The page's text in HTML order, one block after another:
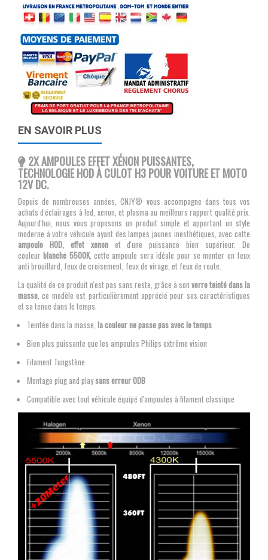
EN SAVOIR PLUS
2X AMPOULES EFFET XÉNON PUISSANTES,
TECHNOLOGIE HOD À CULOT H3 POUR VOITURE ET MOTO
12V DC.
Depuis de nombreuses années, CNJY® vous accompagne dans tous vos
achats d'éclairages à led, xenon, et plasma au meilleurs rapport qualité prix.
Aujourd'hui, nous vous proposons un produit simple et apportant un style
moderne à votre véhicule ayant des lampes jaunes inesthétiques, avec cette
ampoule HOD, effet xenonet d'une puissance bien supérieur. De
couleur blanche 5500K, cette ampoule sera idéale pour se monter en feux
anti brouillard, feux de croisement, feux de virage, et feux de route.
La qualité de ce produit n'est pas sans reste, grâce à son verre teinté dans la
masse, ce modèle est particulièrement apprécié pour ses caractéristiques
et sa tenue dans le temps.
Teintée dans la masse, la couleur ne passe pas avec le temps
Bien plus puissante que les ampoules Philips extrême vision
Filament Tungstène.
Montage plug and playsans erreur ODB
Compatible avec tout véhicule équipé d'ampoules à filament classique